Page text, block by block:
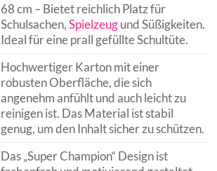
68 cm – Bietet reichlich Platz für
Schulsachen,Spielzeugund Süßigkeiten.
Ideal für eine prall gefüllte Schultüte.
Hochwertiger Karton mit einer
robusten Oberfläche, die sich
angenehm anfühlt und auch leicht zu
reinigen ist. Das Material ist stabil
genug, um den Inhalt sicher zu schützen.
Das „Super Champion“ Design ist